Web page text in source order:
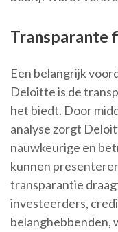
Transparante
Een belangrijk
Deloitte is de
het biedt. Door
analyse zorgt
nauwkeurige en
kunnen
transparantie
investeerders,
belanghebbenden,